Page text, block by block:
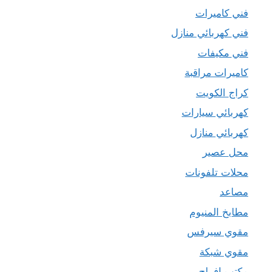
فني كاميرات
فني كهربائي منازل
فني مكيفات
كاميرات مراقبة
كراج الكويت
كهربائي سيارات
كهربائي منازل
محل عصير
محلات تلفونات
مصاعد
مطابخ المنيوم
مقوي سيرفس
مقوي شبكة